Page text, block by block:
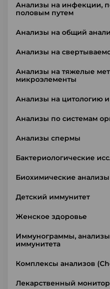
Анализы на инфекции,
половым путем
Анализы на общий
Анализы на
Анализы на тяжелые
микроэлементы
Анализы на цитологию
Анализы по системам
Анализы спермы
Бактериологические
Биохимические анализы
Детский иммунитет
Женское здоровье
Иммунограммы,
иммунитета
Комплексы анализов
Лекарственный